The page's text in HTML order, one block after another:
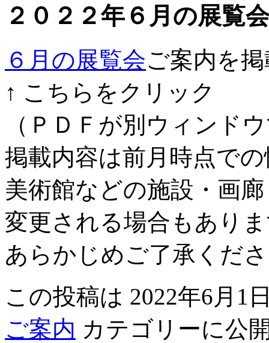
２０２２年６月の展覧
６月の展覧会ご案内を
↑ こちらをクリック
（ＰＤＦが別ウィンド
掲載内容は前月時点で
美術館などの施設・画
変更される場合もあり
あらかじめご了承くだ
この投稿は 2022年6月1
ご案内 カテゴリーに公